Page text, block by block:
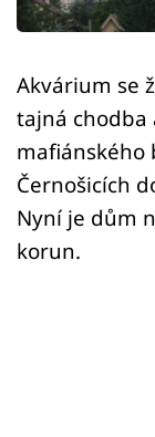
Akvárium se
tajná chodba
mafiánského
Černošicích
Nyní je dům
korun.